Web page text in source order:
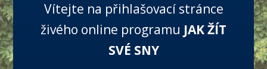
Vítejte na přihlašovací stránce
živého online programu JAK ŽÍT
SVÉ SNY